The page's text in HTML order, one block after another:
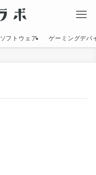
ソフトウェア ゲーミングデバ